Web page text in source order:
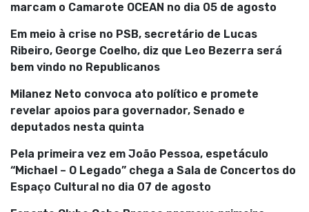
marcam o Camarote OCEAN no dia 05 de agosto
Em meio à crise no PSB, secretário de Lucas
Ribeiro, George Coelho, diz que Leo Bezerra será
bem vindo no Republicanos
Milanez Neto convoca ato político e promete
revelar apoios para governador, Senado e
deputados nesta quinta
Pela primeira vez em João Pessoa, espetáculo
“Michael – O Legado” chega a Sala de Concertos do
Espaço Cultural no dia 07 de agosto